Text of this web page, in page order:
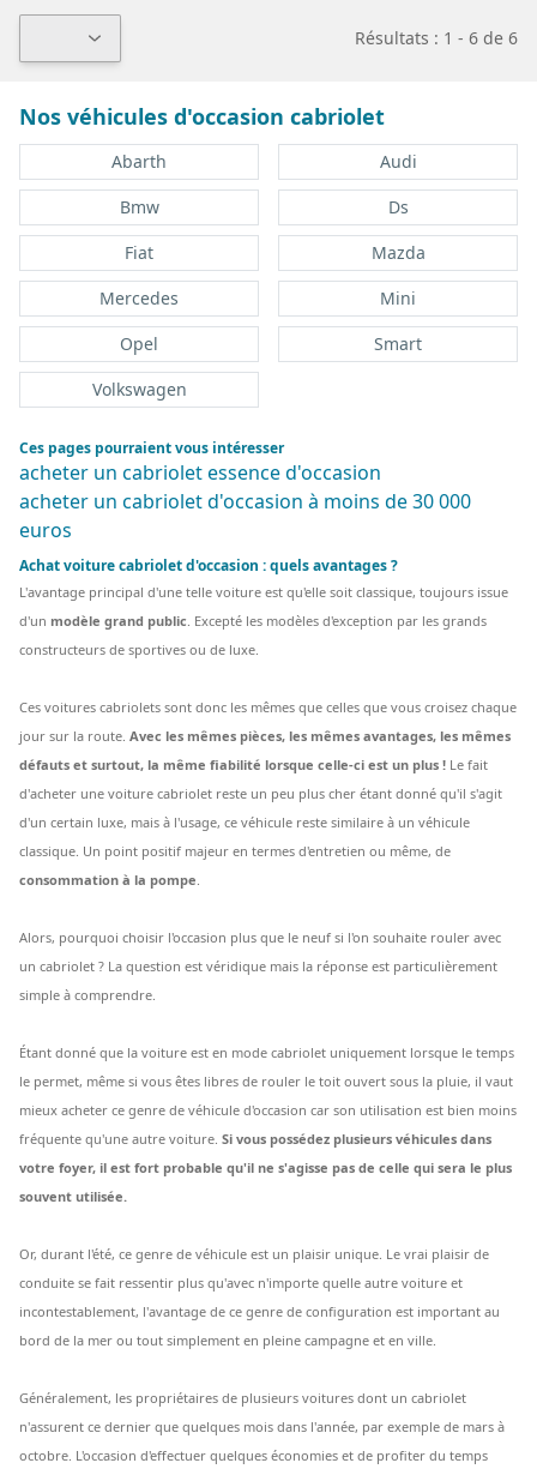
Résultats : 1 - 6 de 6
Nos véhicules d'occasion cabriolet
Abarth
Audi
Bmw
Ds
Fiat
Mazda
Mercedes
Mini
Opel
Smart
Volkswagen
Ces pages pourraient vous intéresser
acheter un cabriolet essence d'occasion
acheter un cabriolet d'occasion à moins de 30 000
euros
Achat voiture cabriolet d'occasion : quels avantages ?
L'avantage principal d'une telle voiture est qu'elle soit classique, toujours issue
d'un modèle grand public . Excepté les modèles d'exception par les grands
constructeurs de sportives ou de luxe.
Ces voitures cabriolets sont donc les mêmes que celles que vous croisez chaque
jour sur la route. Avec les mêmes pièces, les mêmes avantages, les mêmes
défauts et surtout, la même fiabilité lorsque celle-ci est un plus ! Le fait
d'acheter une voiture cabriolet reste un peu plus cher étant donné qu'il s'agit
d'un certain luxe, mais à l'usage, ce véhicule reste similaire à un véhicule
classique. Un point positif majeur en termes d'entretien ou même, de
consommation à la pompe
Alors, pourquoi choisir l'occasion plus que le neuf si l'on souhaite rouler avec
un cabriolet ? La question est véridique mais la réponse est particulièrement
simple à comprendre.
Étant donné que la voiture est en mode cabriolet uniquement lorsque le temps
le permet, même si vous êtes libres de rouler le toit ouvert sous la pluie, il vaut
mieux acheter ce genre de véhicule d'occasion car son utilisation est bien moins
fréquente qu'une autre voiture. Si vous possédez plusieurs véhicules dans
votre foyer, il est fort probable qu'il ne s'agisse pas de celle qui sera le plus
souvent utilisée.
Or, durant l'été, ce genre de véhicule est un plaisir unique. Le vrai plaisir de
conduite se fait ressentir plus qu'avec n'importe quelle autre voiture et
incontestablement, l'avantage de ce genre de configuration est important au
bord de la mer ou tout simplement en pleine campagne et en ville.
Généralement, les propriétaires de plusieurs voitures dont un cabriolet
n'assurent ce dernier que quelques mois dans l'année, par exemple de mars à
octobre. L'occasion d'effectuer quelques économies et de profiter du temps